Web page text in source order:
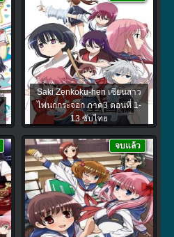
Saki Zenkoku-hen เซียนสาว
ไพ่นกกระจอก ภาค3 ตอนที่ 1-
13 ซับไทย
จบแล้ว